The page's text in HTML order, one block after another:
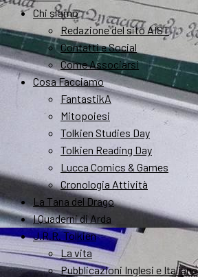
Chi siamo
Redazione del sito AIST
Contatti e Social
Come Associarsi
Cosa Facciamo
FantastikA
Mitopoiesi
Tolkien Studies Day
Tolkien Reading Day
Lucca Comics & Games
Cronologia Attività
La Tana del Drago
I Quaderni di Arda
J.R.R. Tolkien
La vita
Pubblicazioni Inglesi e Italiane